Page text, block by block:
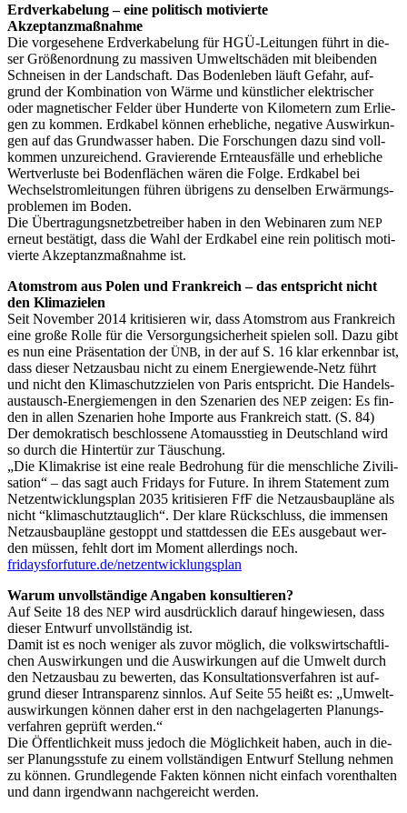
Erd­ver­ka­be­lung – eine poli­tisch moti­vier­te
Akzeptanzmaßnahme
Die vor­ge­se­he­ne Erd­ver­ka­be­lung für HGÜ-Lei­tun­gen führt in die­
ser Grö­ßen­ord­nung zu mas­si­ven Umwelt­schä­den mit blei­ben­den
Schnei­sen in der Land­schaft. Das Boden­le­ben läuft Gefahr, auf­
grund der Kom­bi­na­ti­on von Wär­me und künst­li­cher elek­tri­scher
oder magne­ti­scher Fel­der über Hun­der­te von Kilo­me­tern zum Erlie­
gen zu kom­men. Erd­ka­bel kön­nen erheb­li­che, nega­ti­ve Aus­wir­kun­
gen auf das Grund­was­ser haben. Die For­schun­gen dazu sind voll­
kom­men unzu­rei­chend. Gra­vie­ren­de Ern­te­aus­fäl­le und erheb­li­che
Wert­ver­lus­te bei Boden­flä­chen wären die Fol­ge. Erd­ka­bel bei
Wech­sel­strom­lei­tun­gen füh­ren übri­gens zu den­sel­ben Erwär­mungs­
pro­ble­men im Boden.
Die Über­tra­gungs­netz­be­trei­ber haben in den Web­i­na­ren zum NEP
erneut bestä­tigt, dass die Wahl der Erd­ka­bel eine rein poli­tisch moti­
vier­te Akzep­tanz­maß­nah­me ist.
Atom­strom aus Polen und Frank­reich – das ent­spricht nicht
den Klimazielen
Seit Novem­ber 2014 kri­ti­sie­ren wir, dass Atom­strom aus Frank­reich
eine gro­ße Rol­le für die Ver­sor­gung­si­cher­heit spie­len soll. Dazu gibt
es nun eine Prä­sen­ta­ti­on derÜNB, in der auf S. 16 klar erkenn­bar ist,
dass die­ser Netz­aus­bau nicht zu einem Ener­gie­wen­de-Netz führt
und nicht den Kli­ma­schutz­zie­len von Paris ent­spricht. Die Han­dels­
aus­tausch-Ener­gie­men­gen in den Sze­na­ri­en des NEP zei­gen: Es fin­
den in allen Sze­na­ri­en hohe Impor­te aus Frank­reich statt. (S. 84)
Der demo­kra­tisch beschlos­se­ne Atom­aus­stieg in Deutsch­land wird
so durch die Hin­ter­tür zur Täuschung.
„Die Kli­ma­kri­se ist eine rea­le Bedro­hung für die mensch­li­che Zivi­li­
sa­ti­on“ – das sagt auch Fri­days for Future. In ihrem State­ment zum
Netz­ent­wick­lungs­plan 2035 kri­ti­sie­ren FfF die Netz­aus­bau­plä­ne als
nicht “kli­ma­schutz­taug­lich“. Der kla­re Rück­schluss, die immensen
Netz­aus­bau­plä­ne gestoppt und statt­des­sen die EEs aus­ge­baut wer­
den müs­sen, fehlt dort im Moment aller­dings noch.
fridaysforfuture.de/netzentwicklungsplan
War­um unvoll­stän­di­ge Anga­ben konsultieren?
Auf Sei­te 18 des NEP wird aus­drück­lich dar­auf hin­ge­wie­sen, dass
die­ser Ent­wurf unvoll­stän­dig ist.
Damit ist es noch weni­ger als zuvor mög­lich, die volks­wirt­schaft­li­
chen Aus­wir­kun­gen und die Aus­wir­kun­gen auf die Umwelt durch
den Netz­aus­bau zu bewer­ten, das Kon­sul­ta­ti­ons­ver­fah­ren ist auf­
grund die­ser Intrans­pa­renz sinn­los. Auf Sei­te 55 heißt es: „Umwelt­
aus­wir­kun­gen kön­nen daher erst in den nach­ge­la­ger­ten Pla­nungs­
ver­fah­ren geprüft werden.“
Die Öffent­lich­keit muss jedoch die Mög­lich­keit haben, auch in die­
ser Pla­nungs­stu­fe zu einem voll­stän­di­gen Ent­wurf Stel­lung neh­men
zu kön­nen. Grund­le­gen­de Fak­ten kön­nen nicht ein­fach vor­ent­hal­ten
und dann irgend­wann nach­ge­reicht wer­den.